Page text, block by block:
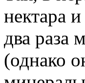
нектара
два раза
(однако